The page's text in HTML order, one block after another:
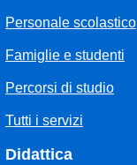
Personale scolastico
Famiglie e studenti
Percorsi di studio
Tutti i servizi
Didattica